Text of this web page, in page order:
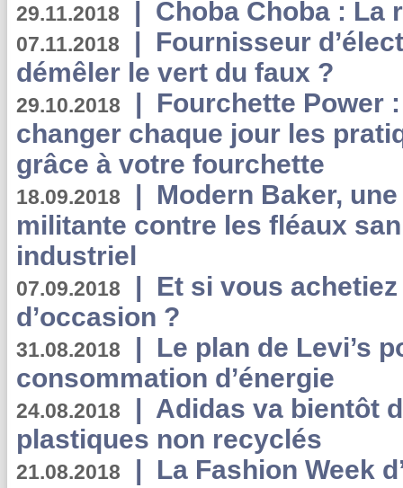
29.11.2018 | Choba Choba : La
07.11.2018 | Fournisseur
démêler le vert du faux ?
29.10.2018 | Fourchette Power
changer chaque jour les
grâce à votre fourchette
18.09.2018 | Modern Baker,
militante contre les fléaux
industriel
07.09.2018 | Et si vous
d’occasion ?
31.08.2018 | Le plan de Levi’s
consommation d’énergie
24.08.2018 | Adidas va bientôt
plastiques non recyclés
21.08.2018 | La Fashion Week